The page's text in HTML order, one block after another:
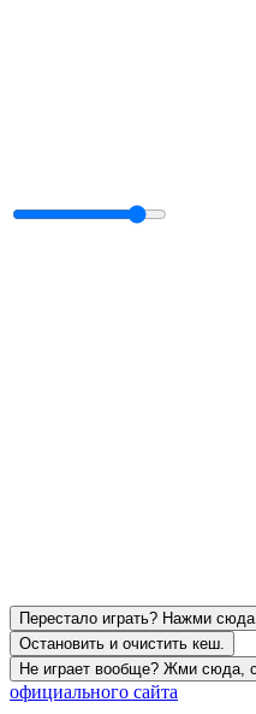
Перестало играть? Нажми
Остановить и очистить кеш.
Не играет вообще? Жми сюда,
официального сайта